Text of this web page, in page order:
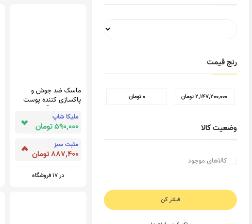
رنج قیمت
وضعیت کالا
ماسک ضد جوش و
پاکسازی کننده پوست
چرب سبوما آردن
ملیکا شاپ
590,000 تومان
مثبت سبز
887,400 تومان
در 17 فروشگاه